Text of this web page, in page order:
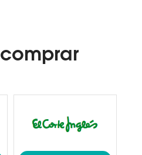
comprar